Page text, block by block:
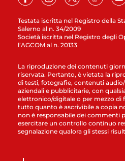
Testata iscritta nel Registro della
Salerno al n. 34/2009
Società iscritta nel Registro degli
l’AGCOM al n. 20133
La riproduzione dei contenuti
riservata. Pertanto, è vietata la
di testi, fotografie, contenuti
aziendali e pubblicitarie, con
elettronico/digitale o per mezzo di
tutto quanto è ascrivibile a copia
non è responsabile dei commenti
esercitare un controllo continuo
segnalazione qualora gli stessi